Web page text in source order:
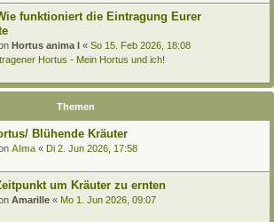
funktioniert die Eintragung Eurer
Hortus anima l « So 15. Feb 2026, 18:08
Hortus - Mein Hortus und ich!
Themen
Blühende Kräuter
Alma « Di 2. Jun 2026, 17:58
um Kräuter zu ernten
Amarille « Mo 1. Jun 2026, 09:07